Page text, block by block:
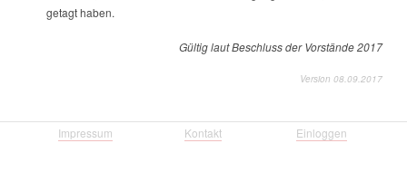
getagt haben.
Gültig laut Beschluss der Vorstände 2017
Version 08.09.2017
Impressum Kontakt Einloggen